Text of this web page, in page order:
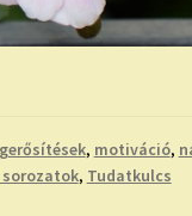
, motiváció,
, Tudatkulcs